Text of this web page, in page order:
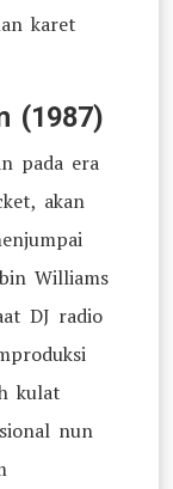
karet
(1987)
pada era
akan
Williams
DJ radio
kulat
nun